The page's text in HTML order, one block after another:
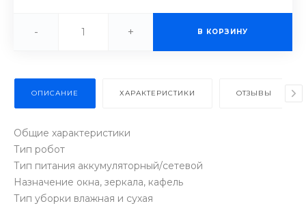
- + В КОРЗИНУ
ОПИСАНИЕ ХАРАКТЕРИСТИКИ ОТЗЫВЫ
Общие характеристики
Тип робот
Тип питания аккумуляторный/сетевой
Назначение окна, зеркала, кафель
Тип уборки влажная и сухая